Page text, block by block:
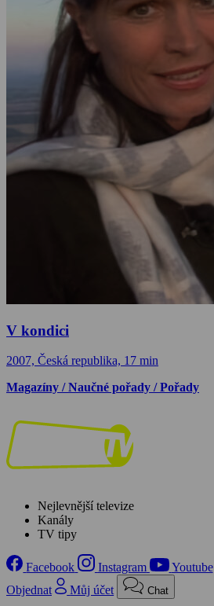
V kondici
2007, Česká republika, 17 min
Magazíny / Naučné pořady / Pořady
Nejlevnější televize
Kanály
TV tipy
Facebook Instagram
Youtube
Objednat
Můj účet Chat